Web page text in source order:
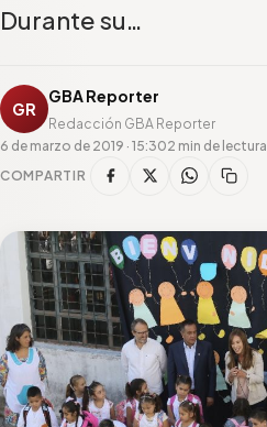
Durante su…
GR
GBA Reporter
Redacción GBA Reporter
6 de marzo de 2019 · 15:302 min de lectura
COMPARTIR